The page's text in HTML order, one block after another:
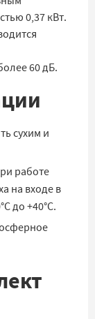
0,37 кВт.
60 дБ.
сухим и
работе
на входе в
до +40°C.